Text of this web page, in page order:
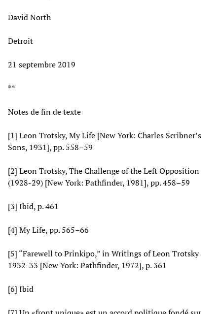
David North
Detroit
21 septembre 2019
**
Notes de fin de texte
[1] Leon Trotsky, My Life [New York: Charles Scribner’s
Sons, 1931], pp. 558–59
[2] Leon Trotsky, The Challenge of the Left Opposition
(1928-29) [New York: Pathfinder, 1981], pp. 458–59
[3] Ibid, p. 461
[4] My Life, pp. 565–66
[5] “Farewell to Prinkipo,” in Writings of Leon Trotsky
1932-33 [New York: Pathfinder, 1972], p. 361
[6] Ibid